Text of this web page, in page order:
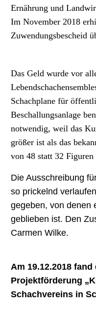
Ernährung und
Im November 2018
Zuwendungsbescheid
Das Geld wurde vor
Schachplane für
Beschallungsanlage
notwendig, weil das
größer ist als das
von 48 statt 32 Figuren
Die Ausschreibung
so prickelnd
gegeben, von denen
geblieben ist. Den
Carmen Wilke.
Am 19.12.2018
Projektförderung
Schachvereins in